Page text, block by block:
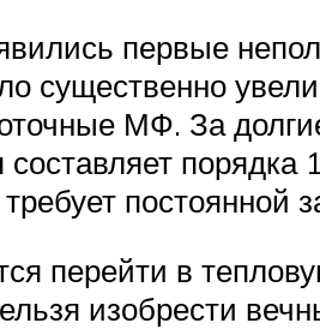
первые
существенно
МФ. За
постоянной
перейти в
изобрести